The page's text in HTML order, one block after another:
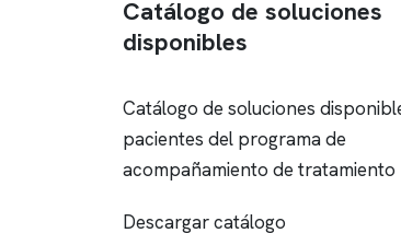
Catálogo de soluciones
disponibles
Catálogo de soluciones
pacientes del programa de
acompañamiento de tratamiento
Descargar catálogo